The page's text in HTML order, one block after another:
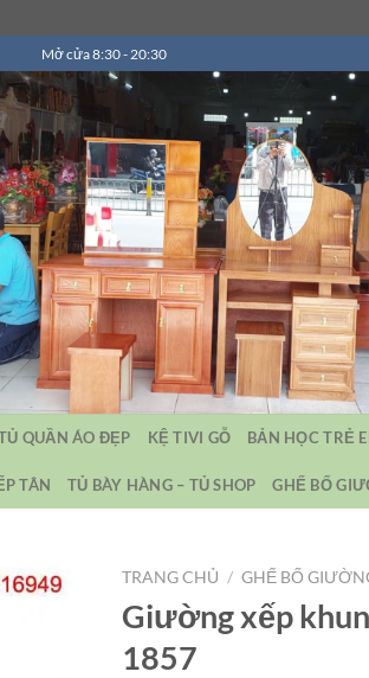
Mở cửa 8:30 - 20:30
QUẦN ÁO ĐẸP KỆ TIVI GỖ BẢN HỌC TRẺ
TÂN TỦ BÀY HÀNG – TỦ SHOP GHẾ BỐ
TRANG CHỦ / GHẾ BỐ
Giường xếp
1857